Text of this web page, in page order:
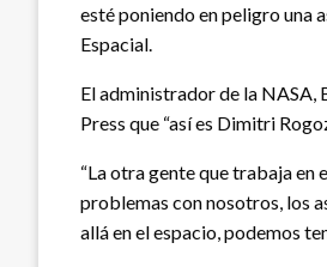
esté poniendo en peligro una
Espacial.
El administrador de la NASA,
Press que “así es Dimitri
“La otra gente que trabaja en
problemas con nosotros, los
allá en el espacio, podemos